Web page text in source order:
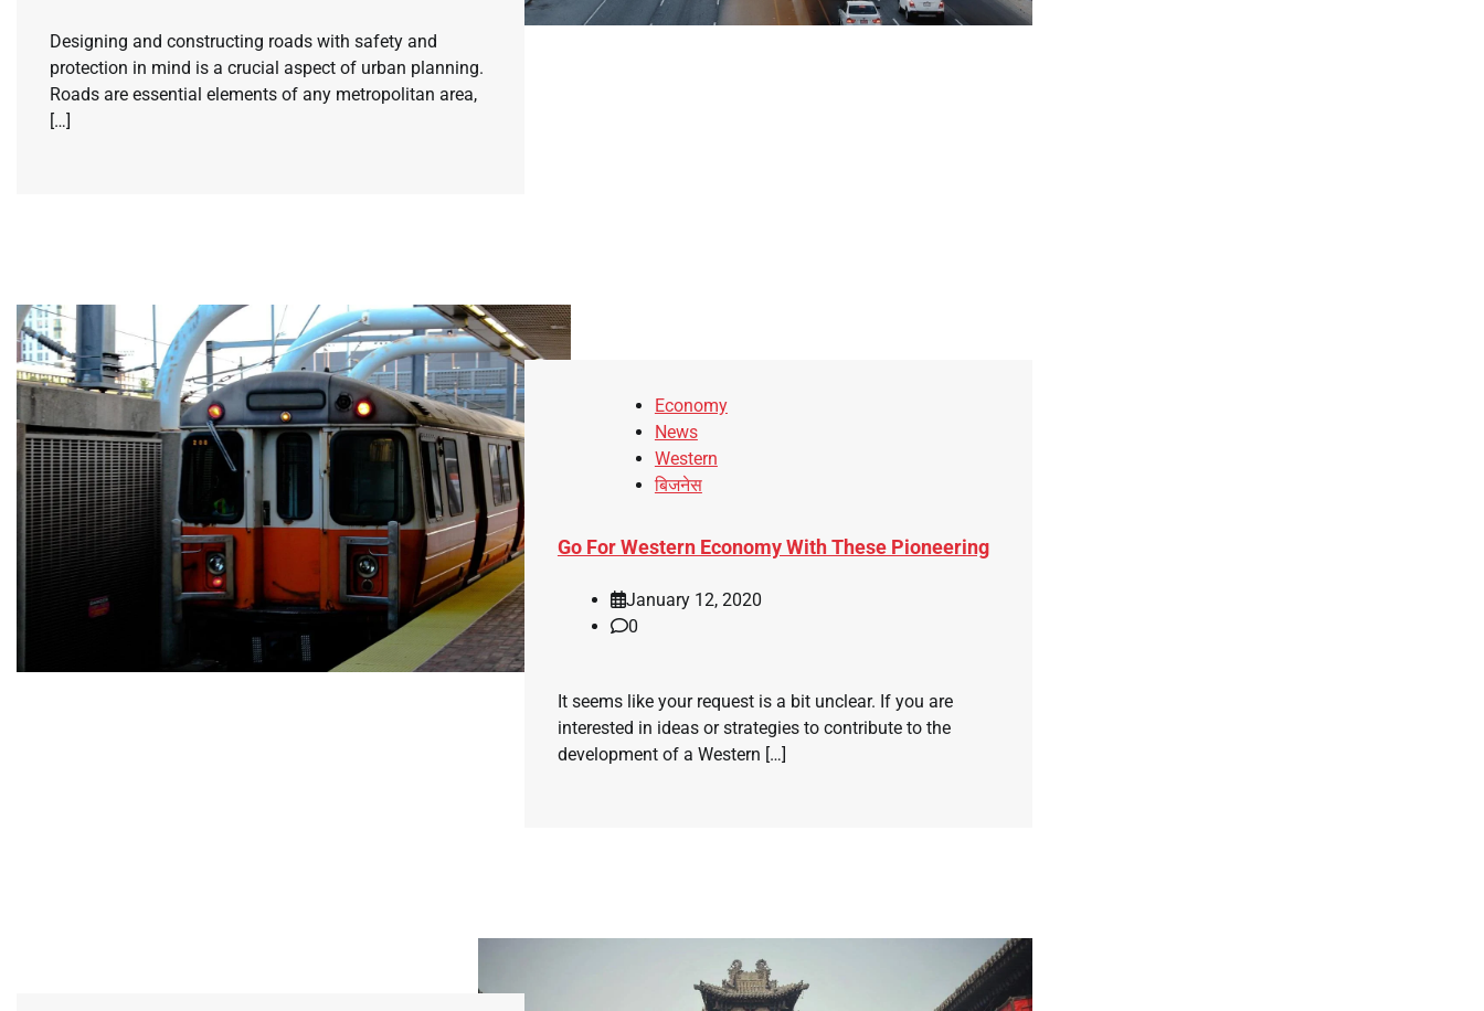
Designing and constructing roads with safety and
protection in mind is a crucial aspect of urban planning.
Roads are essential elements of any metropolitan area,
[…]
Economy
News
Western
बिजनेस
Go For Western Economy With These Pioneering
January 12, 2020
0
It seems like your request is a bit unclear. If you are
interested in ideas or strategies to contribute to the
development of a Western […]